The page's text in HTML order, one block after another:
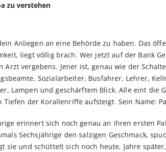
zu verstehen
Anliegen an eine Behörde zu haben. Das
liegt völlig brach. Wer jetzt auf der Bank
vergebens. Jener ist, genau wie der
Sozialarbeiter, Busfahrer, Lehrer,
Lampen und geschärftem Blick. Alle eint die
der Korallenriffe aufsteigt. Sein Name:
erinnert sich noch genau an ihren ersten
Sechsjährige den salzigen Geschmack,
sie und schüttelt sich noch heute, Jahre